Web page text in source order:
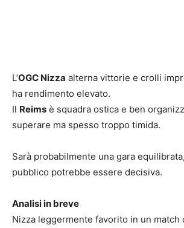
L’OGC Nizza alterna vittorie e crolli
ha rendimento elevato.
Il Reims è squadra ostica e ben
superare ma spesso troppo timida.
Sarà probabilmente una gara
pubblico potrebbe essere decisiva.
Analisi in breve
Nizza leggermente favorito in un match